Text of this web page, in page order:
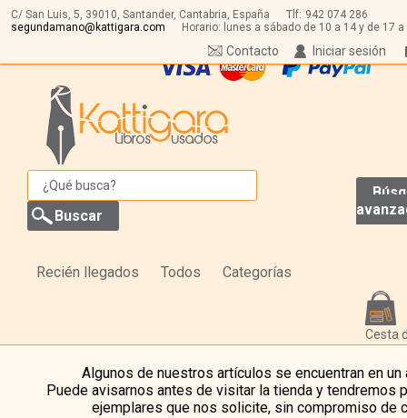
C/ San Luis, 5, 39010, Santander, Cantabria, España Tlf: 942 074 286
segundamano@kattigara.com
Horario: lunes a sábado de 10 a 14 y de 17 a
Iniciar sesión
Contacto
Recién llegados Todos Categorías
Cesta
Algunos de nuestros artículos se encuentran en un
Puede avisarnos antes de visitar la tienda y tendremos
ejemplares que nos solicite, sin compromiso de